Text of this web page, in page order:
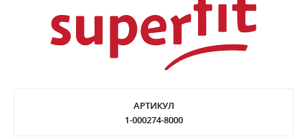
АРТИКУЛ
1-000274-8000